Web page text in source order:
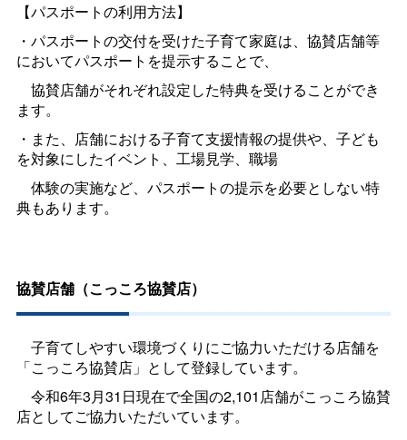
【パスポートの利用方法】
・パスポートの交付を受けた子育て家庭は、協賛店舗等
においてパスポートを提示することで、
協賛店舗がそれぞれ設定した特典を受けることができ
ます。
・また、店舗における子育て支援情報の提供や、子ども
を対象にしたイベント、工場見学、職場
体験の実施など、パスポートの提示を必要としない特
典もあります。
協賛店舗（こっころ協賛店）
子育てしやすい環境づくりにご協力いただける店舗を
「こっころ協賛店」として登録しています。
令和6年3月31日現在で全国の2,101店舗がこっころ協賛
店としてご協力いただいています。